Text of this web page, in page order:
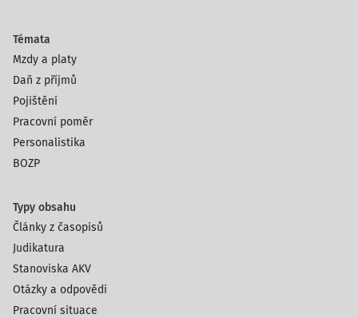
Témata
Mzdy a platy
Daň z příjmů
Pojištění
Pracovní poměr
Personalistika
BOZP
Typy obsahu
Články z časopisů
Judikatura
Stanoviska AKV
Otázky a odpovědi
Pracovní situace